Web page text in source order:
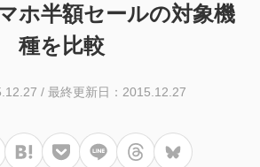
ホ半額セールの対象機
種を比較
/ 最終更新日：2015.12.27